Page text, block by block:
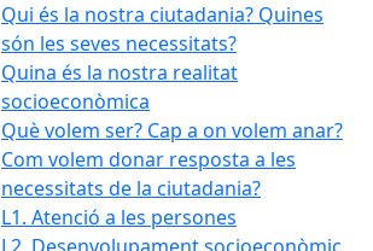
Qui és la nostra ciutadania? Quines
són les seves necessitats?
Quina és la nostra realitat
socioeconòmica
Què volem ser? Cap a on volem anar?
Com volem donar resposta a les
necessitats de la ciutadania?
L1. Atenció a les persones